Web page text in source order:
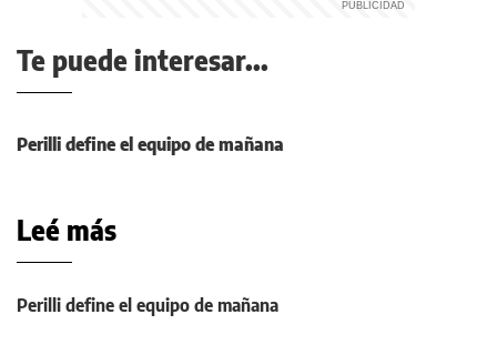
Te puede interesar...
Perilli define el equipo de mañana
Leé más
Perilli define el equipo de mañana